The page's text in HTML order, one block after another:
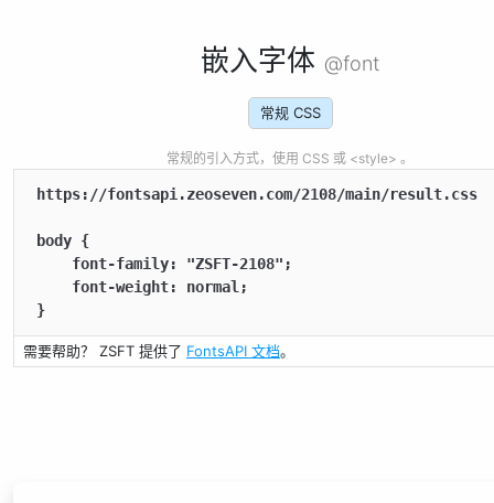
嵌入字体 @font
常规 CSS
常规的引入方式，使用 CSS 或 <style> 。
https://fontsapi.zeoseven.com/2108/main/result.css
body {
    font-family: "ZSFT-2108";
    font-weight: normal;
}
需要帮助？ ZSFT 提供了 FontsAPI 文档。